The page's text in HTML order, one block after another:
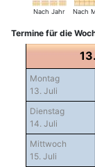
Nach Jahr Nach
Termine für die
Montag
13. Juli
Dienstag
14. Juli
Mittwoch
15. Juli